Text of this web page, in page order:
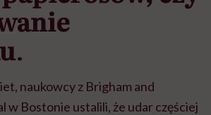
.
naukowcy z Brigham and
w Bostonie ustalili, że udar częściej